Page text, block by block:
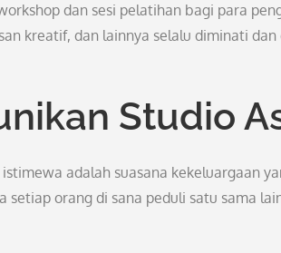
dan sesi pelatihan bagi para
kreatif, dan lainnya selalu diminati
Studio
adalah suasana kekeluargaan
orang di sana peduli satu sama